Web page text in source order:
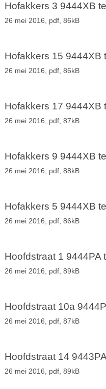
Hofakkers 3 9444XB
26 mei 2016, pdf, 86kB
Hofakkers 15 9444XB
26 mei 2016, pdf, 86kB
Hofakkers 17 9444XB
26 mei 2016, pdf, 87kB
Hofakkers 9 9444XB
26 mei 2016, pdf, 88kB
Hofakkers 5 9444XB
26 mei 2016, pdf, 86kB
Hoofdstraat 1 9444PA
26 mei 2016, pdf, 89kB
Hoofdstraat 10a
26 mei 2016, pdf, 87kB
Hoofdstraat 14
26 mei 2016, pdf, 89kB